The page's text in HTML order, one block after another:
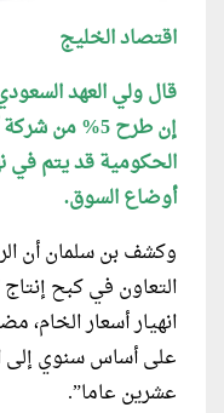
اقتصاد الخليج
قال ولي العهد
إن طرح 5% من
أوضاع السوق.
وكشف بن سلمان أن
انهيار أسعار الخام،
على أساس سنوي إلى
عشرين عاما”.